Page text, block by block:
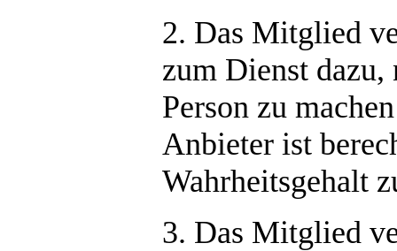
2. Das Mitglied
zum Dienst dazu,
Person zu
Anbieter ist
Wahrheitsgehalt
3. Das Mitglied